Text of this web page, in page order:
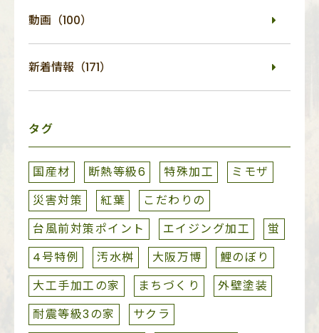
動画（100）
新着情報（171）
タグ
国産材 断熱等級6 特殊加工
ミモザ
災害対策
紅葉
こだわりの
台風前対策ポイント
エイジング加工
蛍
4号特例
汚水桝 大阪万博
鯉のぼり
大工手加工の家
まちづくり
外壁塗装
耐震等級3の家
サクラ